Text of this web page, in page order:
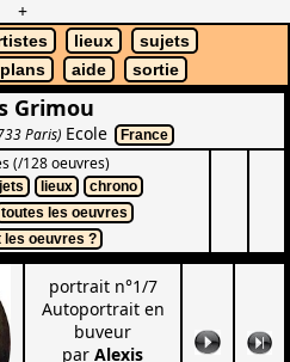
+
lieux
sujets
plans aide sortie
Grimou
Paris)Ecole France
(/128 oeuvres)
lieux
chrono
toutes les oeuvres
les oeuvres ?
portrait n°1/7
Autoportrait en
buveur
par Alexis